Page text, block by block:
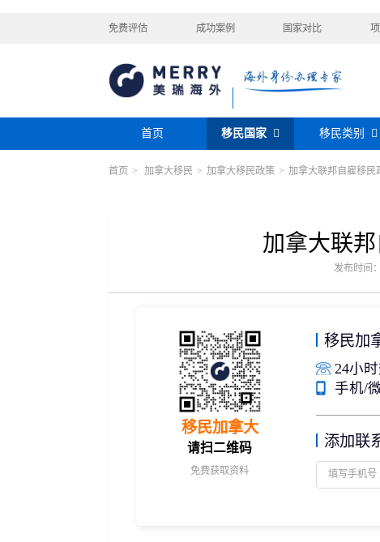
免费评估 成功案例 国家对比
首页 移民国家
希腊 土耳其 西班
黑山
澳大利亚 瑙鲁 瓦努阿图
新加坡 迪拜
中国香港
移民类别
购房移民 投资移民
新西兰投资移民
美国EB-5投资移民
塞浦路斯购房移民
捐赠移民
葡萄牙捐赠移民
泰国精英签证
格鲁吉亚护照
圣基茨捐款护照
马耳他捐款投资护照
雇主担保
瑞典雇主担保移民
爱尔兰高管居留计划
首页 > 加拿大移民 > 加拿大移民政策 > 加拿大联邦自雇移民
加拿大联邦
发布时间
移民加拿大
请扫二维码
免费获取资料
移民加
24小
手机/
添加联